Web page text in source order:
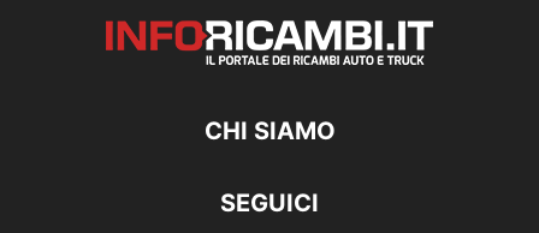
CHI SIAMO
SEGUICI